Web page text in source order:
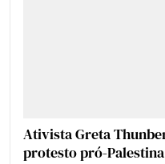
Ativista Greta
protesto pró-